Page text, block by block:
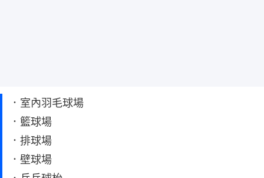
．室內羽毛球場
．籃球場
．排球場
．壁球場